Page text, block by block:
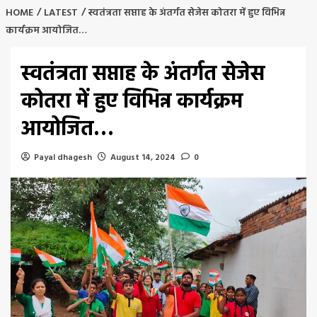
HOME LATEST
स्वतंत्रता सप्ताह के अंतर्गत सेजेस कोतरा में हुए विभिन्न
कार्यक्रम आयोजित…
स्वतंत्रता सप्ताह के अंतर्गत सेजेस
कोतरा में हुए विभिन्न कार्यक्रम
आयोजित…
Payal dhagesh August 14, 2024 0